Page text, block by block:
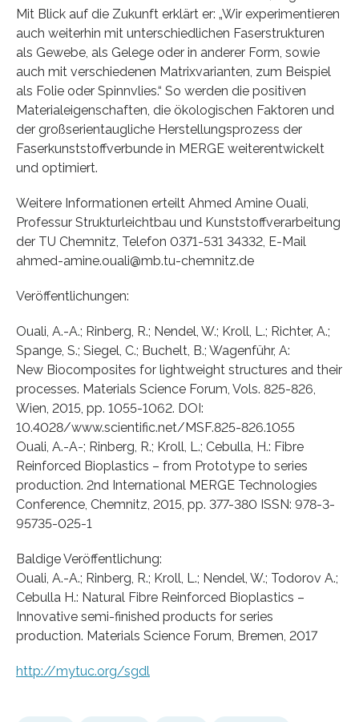
Mit Blick auf die Zukunft erklärt er: „Wir experimentieren
auch weiterhin mit unterschiedlichen Faserstrukturen
als Gewebe, als Gelege oder in anderer Form, sowie
auch mit verschiedenen Matrixvarianten, zum Beispiel
als Folie oder Spinnvlies.“ So werden die positiven
Materialeigenschaften, die ökologischen Faktoren und
der großserientaugliche Herstellungsprozess der
Faserkunststoffverbunde in MERGE weiterentwickelt
und optimiert.
Weitere Informationen erteilt Ahmed Amine Ouali,
Professur Strukturleichtbau und Kunststoffverarbeitung
der TU Chemnitz, Telefon 0371-531 34332, E-Mail
ahmed-amine.ouali@mb.tu-chemnitz.de
Veröffentlichungen:
Ouali, A.-A.; Rinberg, R.; Nendel, W.; Kroll, L.; Richter, A.;
Spange, S.; Siegel, C.; Buchelt, B.; Wagenführ, A:
New Biocomposites for lightweight structures and their
processes. Materials Science Forum, Vols. 825-826,
Wien, 2015, pp. 1055-1062. DOI:
10.4028/www.scientific.net/MSF.825-826.1055
Ouali, A.-A-; Rinberg, R.; Kroll, L.; Cebulla, H.: Fibre
Reinforced Bioplastics – from Prototype to series
production. 2nd International MERGE Technologies
Conference, Chemnitz, 2015, pp. 377-380 ISSN: 978-3-
95735-025-1
Baldige Veröffentlichung:
Ouali, A.-A.; Rinberg, R.; Kroll, L.; Nendel, W.; Todorov A.;
Cebulla H.: Natural Fibre Reinforced Bioplastics –
Innovative semi-finished products for series
production. Materials Science Forum, Bremen, 2017
http://mytuc.org/sgdl